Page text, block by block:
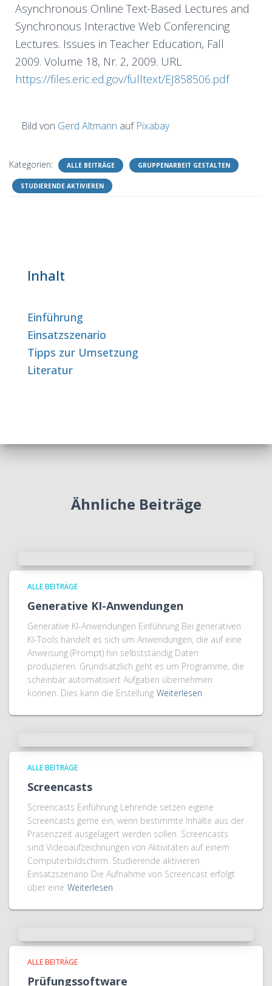
Asynchronous Online Text-Based Lectures and
Synchronous Interactive Web Conferencing
Lectures. Issues in Teacher Education, Fall
2009. Volume 18, Nr. 2, 2009. URL
https://files.eric.ed.gov/fulltext/EJ858506.pdf
Bild von Gerd Altmann auf Pixabay
Kategorien: ALLE BEITRÄGE GRUPPENARBEIT GESTALTEN
STUDIERENDE AKTIVIEREN
Inhalt
Einführung
Einsatzszenario
Tipps zur Umsetzung
Literatur
Ähnliche Beiträge
ALLE BEITRÄGE
Generative KI-Anwendungen
Generative KI-Anwendungen Einführung Bei generativen
KI-Tools handelt es sich um Anwendungen, die auf eine
Anweisung (Prompt) hin selbstständig Daten
produzieren. Grundsätzlich geht es um Programme, die
scheinbar automatisiert Aufgaben übernehmen
können. Dies kann die Erstellung Weiterlesen
ALLE BEITRÄGE
Screencasts
Screencasts Einführung Lehrende setzen eigene
Screencasts gerne ein, wenn bestimmte Inhalte aus der
Präsenzzeit ausgelagert werden sollen. Screencasts
sind Videoaufzeichnungen von Aktivitäten auf einem
Computerbildschirm. Studierende aktivieren
Einsatzszenario Die Aufnahme von Screencast erfolgt
über eine Weiterlesen
ALLE BEITRÄGE
Prüfungssoftware